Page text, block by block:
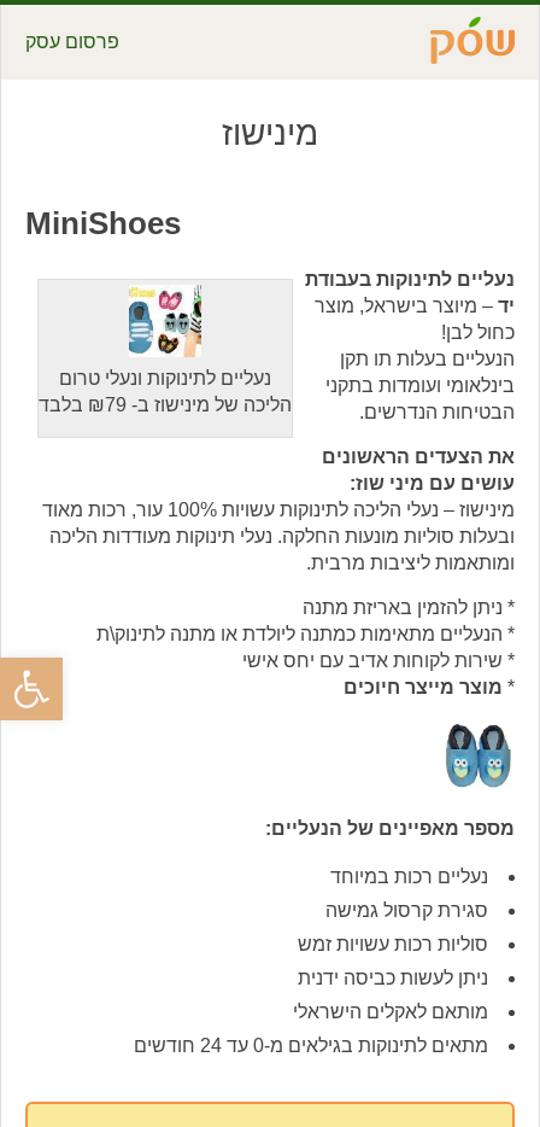
פתח
פרסום עסק
מינישוז
MiniShoes
נעליים לתינוקות ונעלי טרום
הליכה של מינישוז ב- ₪79 בלבד
נעליים לתינוקות בעבודת
יד – מיוצר בישראל, מוצר
כחול לבן!
הנעליים בעלות תו תקן
בינלאומי ועומדות בתקני
הבטיחות הנדרשים.
את הצעדים הראשונים
עושים עם מיני שוז:
מינישוז – נעלי הליכה לתינוקות עשויות 100% עור, רכות מאוד
ובעלות סוליות מונעות החלקה. נעלי תינוקות מעודדות הליכה
ומותאמות ליציבות מרבית.
* ניתן להזמין באריזת מתנה
* הנעליים מתאימות כמתנה ליולדת או מתנה לתינוק\ת
* שירות לקוחות אדיב עם יחס אישי
* מוצר מייצר חיוכים
מספר מאפיינים של הנעליים:
נעליים רכות במיוחד
סגירת קרסול גמישה
סוליות רכות עשויות זמש
ניתן לעשות כביסה ידנית
מותאם לאקלים הישראלי
מתאים לתינוקות בגילאים מ-0 עד 24 חודשים